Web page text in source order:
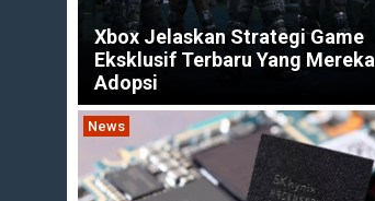
Xbox Jelaskan Strategi Game
Eksklusif Terbaru Yang Mereka
Adopsi
News